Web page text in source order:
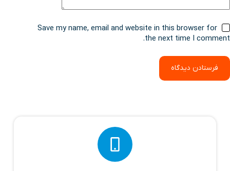
Save my name, email and website in this browser for
the next time I comment.
فرستادن دیدگاه